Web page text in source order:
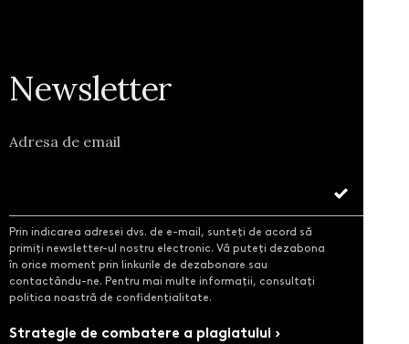
Newsletter
Adresa de email
Prin indicarea adresei dvs. de e-mail, sunteți de acord să
primiți newsletter-ul nostru electronic. Vă puteți dezabona
în orice moment prin linkurile de dezabonare sau
contactându-ne. Pentru mai multe informații, consultați
politica noastră de confidențialitate.
Strategie de combatere a plagiatului ›